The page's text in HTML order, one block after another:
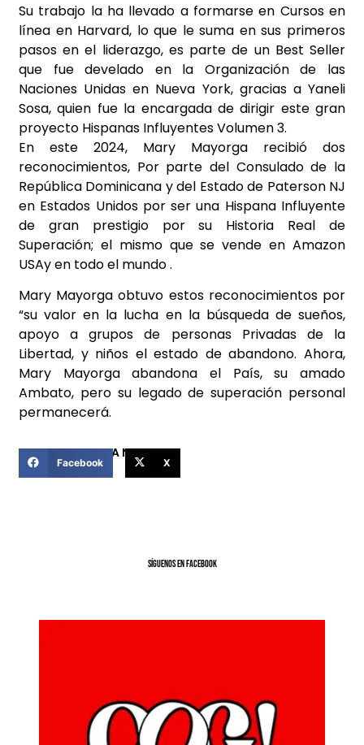
Su trabajo la ha llevado a formarse en Cursos en
línea en Harvard, lo que le suma en sus primeros
pasos en el liderazgo, es parte de un Best Seller
que fue develado en la Organización de las
Naciones Unidas en Nueva York, gracias a Yaneli
Sosa, quien fue la encargada de dirigir este gran
proyecto Hispanas Influyentes Volumen 3.
En este 2024, Mary Mayorga recibió dos
reconocimientos, Por parte del Consulado de la
República Dominicana y del Estado de Paterson NJ
en Estados Unidos por ser una Hispana Influyente
de gran prestigio por su Historia Real de
Superación; el mismo que se vende en Amazon
USAy en todo el mundo .
Mary Mayorga obtuvo estos reconocimientos por
“su valor en la lucha en la búsqueda de sueños,
apoyo a grupos de personas Privadas de la
Libertad, y niños el estado de abandono. Ahora,
Mary Mayorga abandona el País, su amado
Ambato, pero su legado de superación personal
permanecerá.
COMPARTIR ESTA NOTICIA
Facebook X
SíGUENOS EN FACEBOOK